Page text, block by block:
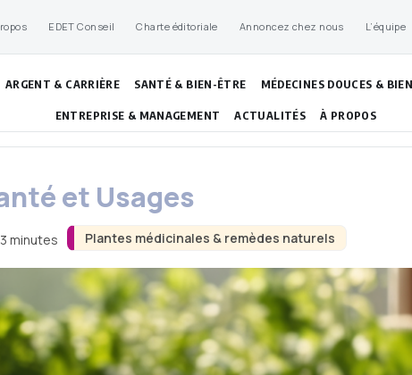
EDET Conseil Charte éditoriale Annoncez chez nous L’équipe
ARGENT & CARRIÈRE SANTÉ & BIEN-ÊTRE MÉDECINES DOUCES &
ENTREPRISE & MANAGEMENT ACTUALITÉS À PROPOS
Plantes médicinales & remèdes naturels
et Usages
minutes